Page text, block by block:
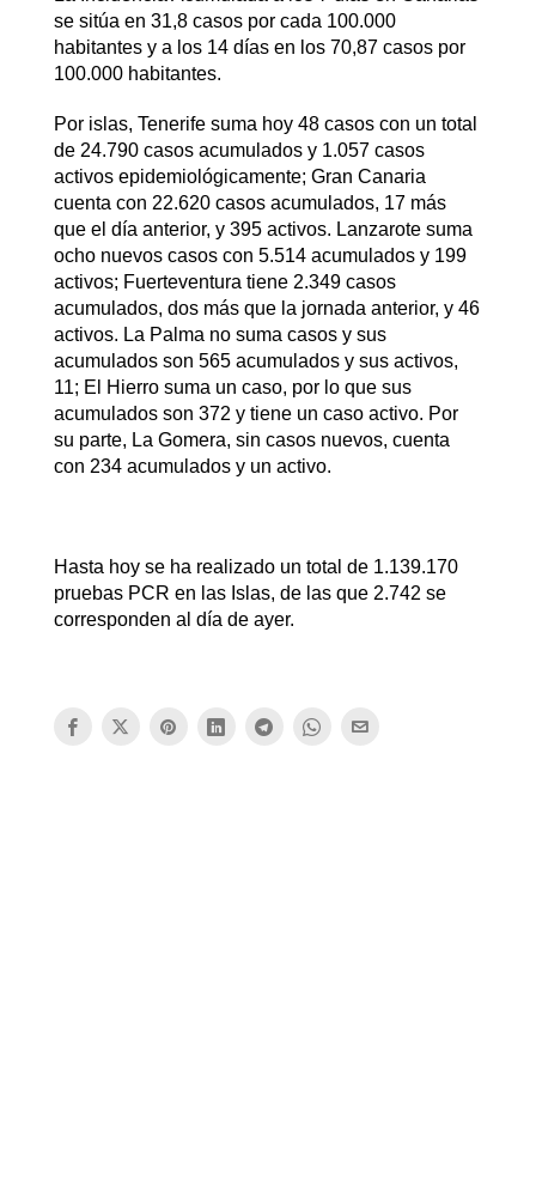
se sitúa en 31,8 casos por cada 100.000
habitantes y a los 14 días en los 70,87 casos por
100.000 habitantes.
Por islas, Tenerife suma hoy 48 casos con un total
de 24.790 casos acumulados y 1.057 casos
activos epidemiológicamente; Gran Canaria
cuenta con 22.620 casos acumulados, 17 más
que el día anterior, y 395 activos. Lanzarote suma
ocho nuevos casos con 5.514 acumulados y 199
activos; Fuerteventura tiene 2.349 casos
acumulados, dos más que la jornada anterior, y 46
activos. La Palma no suma casos y sus
acumulados son 565 acumulados y sus activos,
11; El Hierro suma un caso, por lo que sus
acumulados son 372 y tiene un caso activo. Por
su parte, La Gomera, sin casos nuevos, cuenta
con 234 acumulados y un activo.
Hasta hoy se ha realizado un total de 1.139.170
pruebas PCR en las Islas, de las que 2.742 se
corresponden al día de ayer.